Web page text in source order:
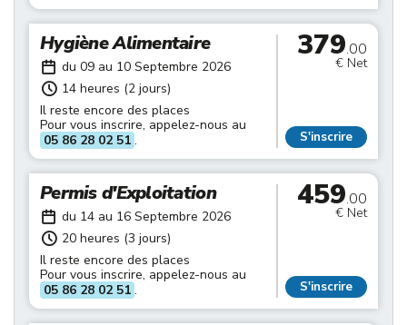
Hygiène Alimentaire
du 09 au 10 Septembre 2026
14 heures (2 jours)
Il reste encore des places
Pour vous inscrire, appelez-nous au
05 86 28 02 51 .
379.00
€ Net
S'inscrire
Permis d'Exploitation
du 14 au 16 Septembre 2026
20 heures (3 jours)
Il reste encore des places
Pour vous inscrire, appelez-nous au
05 86 28 02 51 .
459.00
€ Net
S'inscrire